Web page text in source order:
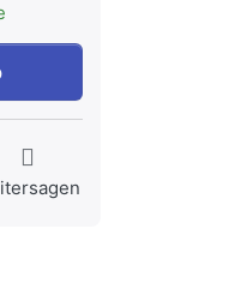
zu CHF 84.00, Menge 1.